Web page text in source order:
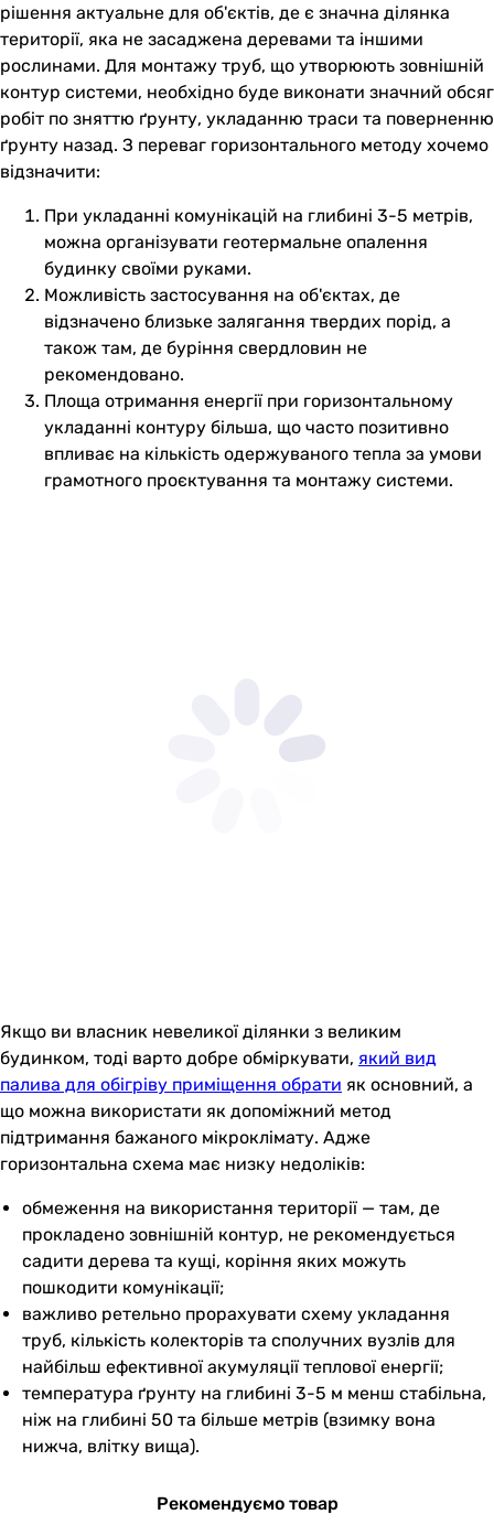
рішення актуальне для об'єктів, де є значна ділянка
території, яка не засаджена деревами та іншими
рослинами. Для монтажу труб, що утворюють зовнішній
контур системи, необхідно буде виконати значний обсяг
робіт по зняттю ґрунту, укладанню траси та поверненню
ґрунту назад. З переваг горизонтального методу хочемо
відзначити:
При укладанні комунікацій на глибині 3-5 метрів,
можна організувати геотермальне опалення
будинку своїми руками.
Можливість застосування на об'єктах, де
відзначено близьке залягання твердих порід, а
також там, де буріння свердловин не
рекомендовано.
Площа отримання енергії при горизонтальному
укладанні контуру більша, що часто позитивно
впливає на кількість одержуваного тепла за умови
грамотного проєктування та монтажу системи.
Якщо ви власник невеликої ділянки з великим
будинком, тоді варто добре обміркувати, який вид
палива для обігріву приміщення обрати як основний, а
що можна використати як допоміжний метод
підтримання бажаного мікроклімату. Адже
горизонтальна схема має низку недоліків:
обмеження на використання території — там, де
прокладено зовнішній контур, не рекомендується
садити дерева та кущі, коріння яких можуть
пошкодити комунікації;
важливо ретельно прорахувати схему укладання
труб, кількість колекторів та сполучних вузлів для
найбільш ефективної акумуляції теплової енергії;
температура ґрунту на глибині 3-5 м менш стабільна,
ніж на глибині 50 та більше метрів (взимку вона
нижча, влітку вища).
Рекомендуємо товар